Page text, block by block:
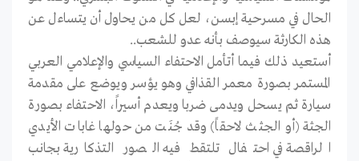
الحال في مسرحية إبسن، لعل كل من يحاول أن يتساءل عن
هذه الكارثة سيوصف بأنه عدو للشعب..
أستعيد ذلك فيما أتأمل الاحتفاء السياسي والإعلامي العربي
المستمر بصورة معمر القذافي وهو يؤسر ويوضع على مقدمة
سيارة ثم يسحل ويدمى ضربا ويعدم أسيراً، الاحتفاء بصورة
الجثة (أو الجثث لاحقاً) وقد جُنَت من حولها غابات الأيدي
الراقصة في احتفال تلتقط فيه الصور التذكارية بجانب